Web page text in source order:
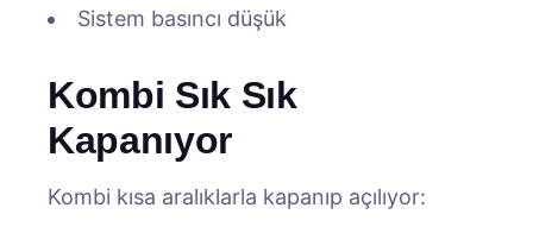
Sistem basıncı düşük
Kombi Sık Sık
Kapanıyor
Kombi kısa aralıklarla kapanıp açılıyor: